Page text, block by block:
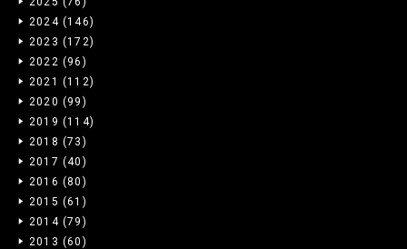
2024(146)
2023 (172)
2022 (96)
2021 (112)
2020 (99)
2019 (114)
2018 (73)
2017 (40)
2016 (80)
2015 (61)
2014(79)
2013 (60)